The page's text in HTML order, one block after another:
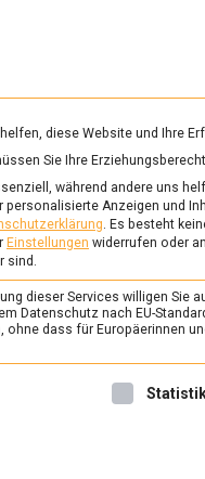
. Um auf den eigentlichen
Daten an Drittanbieter
Mehr Informationen
Inhalt entsperren
diese Website und Ihre
Sie Ihre
während andere uns
personalisierte Anzeigen und
. Es besteht
Einstellungen widerrufen oder
sind.
dieser Services willigen Sie
Datenschutz nach EU-
dass für Europäerinnen
kann. Die erste